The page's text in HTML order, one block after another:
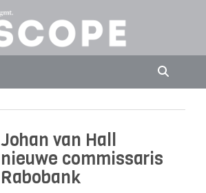
Johan van Hall
nieuwe commissaris
Rabobank